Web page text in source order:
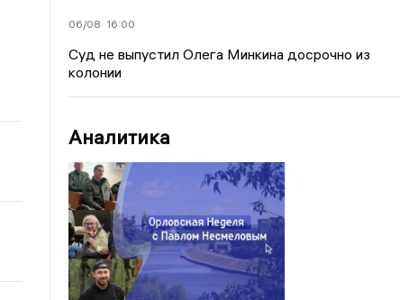
06/08 16:00
Суд не выпустил Олега Минкина досрочно из
колонии
Аналитика